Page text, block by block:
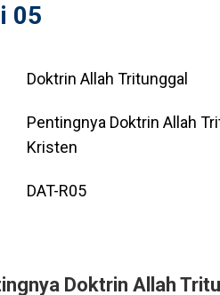
05
Doktrin Allah Tritunggal
Pentingnya Doktrin Allah
Kristen
DAT-R05
Doktrin Allah